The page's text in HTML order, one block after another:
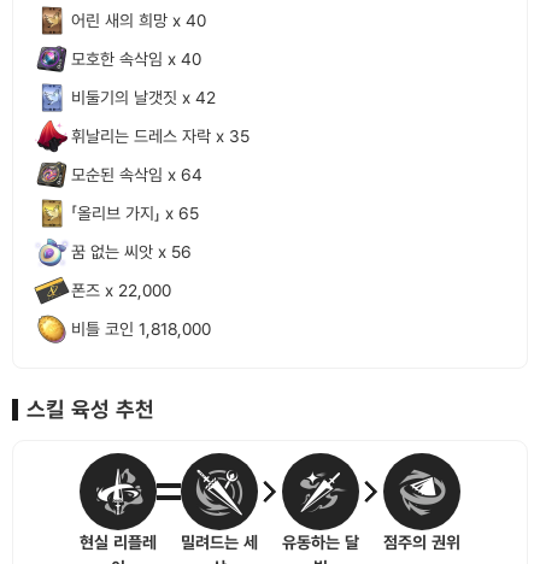
어린 새의 희망 x 40
모호한 속삭임 x 40
비둘기의 날갯짓 x 42
휘날리는 드레스 자락 x 35
모순된 속삭임 x 64
「올리브 가지」 x 65
꿈 없는 씨앗 x 56
폰즈 x 22,000
비틀 코인 1,818,000
스킬 육성 추천
현실 리플레
밀려드는 세
유동하는 달
점주의 권위